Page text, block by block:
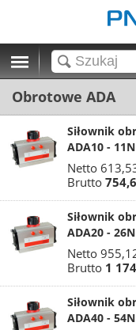
Obrotowe ADA
Siłownik
ADA10 -
Netto
Brutto
Siłownik
ADA20 -
Netto
Brutto 1
Siłownik
ADA40 -